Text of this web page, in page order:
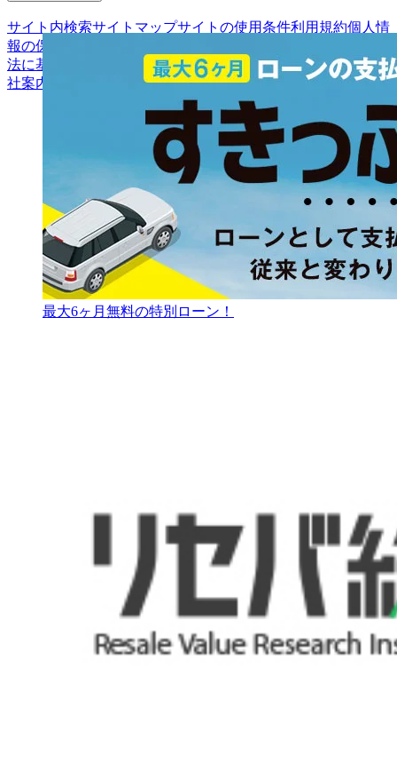
サイト内検索サイトマップサイトの使用条件利用規約個人情
報の保護について
法に基づく表示
アフィリエイトパートナー募集お客様の声会
社案内
最大6ヶ月無料の特別ローン！